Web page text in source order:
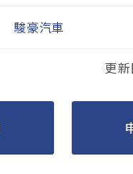
駿豪汽車
更新